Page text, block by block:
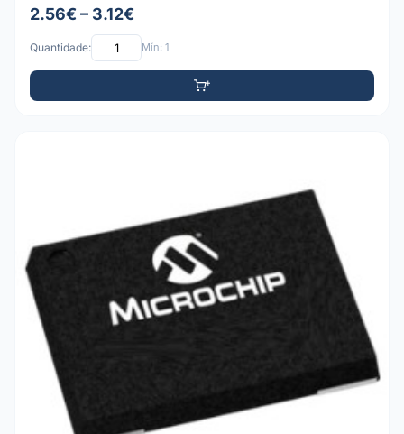
2.56€ – 3.12€
Quantidade: Mín: 1